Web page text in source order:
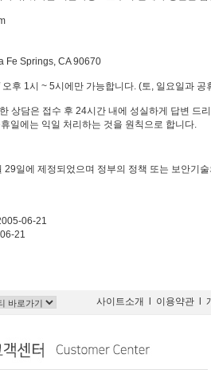
Fe Springs, CA 90670
후 1시 ~ 5시에만 가능합니다. (토, 일요일과 공
상담은 접수 후 24시간 내에 성실하게 답변 드
일에는 익일 처리하는 것을 원칙으로 합니다.
일에 제정되었으며 정부의 정책 또는 보안기
06-21
21
사이트소개 이용약관